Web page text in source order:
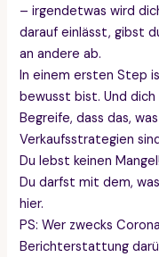
– irgendetwas wird
darauf einlässt, gibst
an andere ab.
In einem ersten Step
bewusst bist. Und
Begreife, dass das,
Verkaufsstrategien
Du lebst keinen Mangel!
Du darfst mit dem,
hier.
PS: Wer zwecks
Berichterstattung